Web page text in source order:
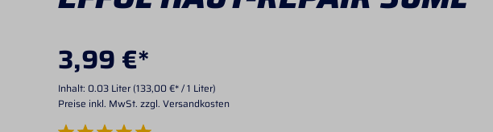
3,99 €*
Inhalt: 0.03 Liter (133,00 €* / 1 Liter)
Preise inkl. MwSt. zzgl. Versandkosten